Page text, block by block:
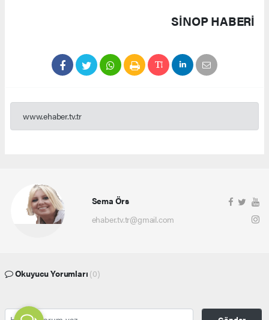
SINOP HABERİ
www.ehaber.tv.tr
Sema Örs
ehaber.tv.tr@gmail.com
Okuyucu Yorumları (0)